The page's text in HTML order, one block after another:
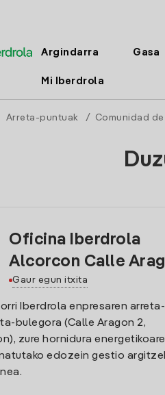
Argindarra Gasa
Mi Iberdrola
Arreta-puntuak / Comunidad
Oficina Iberdrola
Alcorcon Calle
Gaur egun itxita
Iberdrola enpresaren
bulegora (Calle Aragon 2,
zure hornidura
edozein gestio